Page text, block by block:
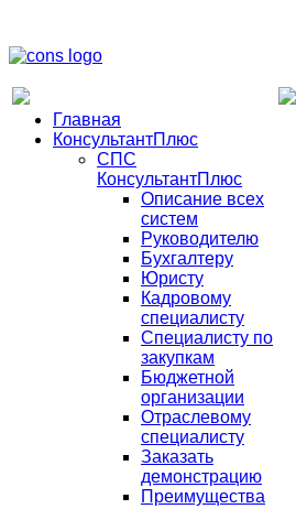
Главная
КонсультантПлюс
СПС
КонсультантПлюс
Описание всех
систем
Руководителю
Бухгалтеру
Юристу
Кадровому
специалисту
Специалисту по
закупкам
Бюджетной
организации
Отраслевому
специалисту
Заказать
демонстрацию
Преимущества